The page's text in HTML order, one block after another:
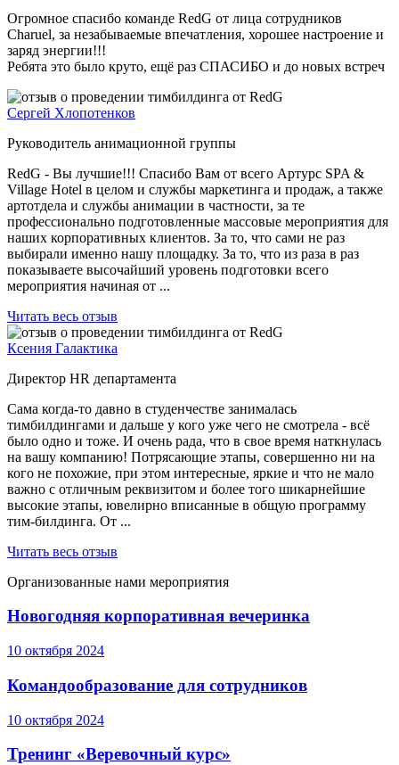
Огромное спасибо команде RedG от лица сотрудников
Charuel, за незабываемые впечатления, хорошее настроение и
заряд энергии!!!
Ребята это было круто, ещё раз СПАСИБО и до новых встреч
Сергей Хлопотенков
Руководитель анимационной группы
RedG - Вы лучшие!!! Спасибо Вам от всего Артурс SPA &
Village Hotel в целом и службы маркетинга и продаж, а также
артотдела и службы анимации в частности, за те
профессионально подготовленные массовые мероприятия для
наших корпоративных клиентов. За то, что сами не раз
выбирали именно нашу площадку. За то, что из раза в раз
показываете высочайший уровень подготовки всего
мероприятия начиная от ...
Читать весь отзыв
Ксения Галактика
Директор HR департамента
Сама когда-то давно в студенчестве занималась
тимбилдингами и дальше у кого уже чего не смотрела - всё
было одно и тоже. И очень рада, что в свое время наткнулась
на вашу компанию! Потрясающие этапы, совершенно ни на
кого не похожие, при этом интересные, яркие и что не мало
важно с отличным реквизитом и более того шикарнейшие
высокие этапы, ювелирно вписанные в общую программу
тим-билдинга. От ...
Читать весь отзыв
Организованные нами мероприятия
Новогодняя корпоративная вечеринка
10 октября 2024
Командообразование для сотрудников
10 октября 2024
Тренинг «Веревочный курс»